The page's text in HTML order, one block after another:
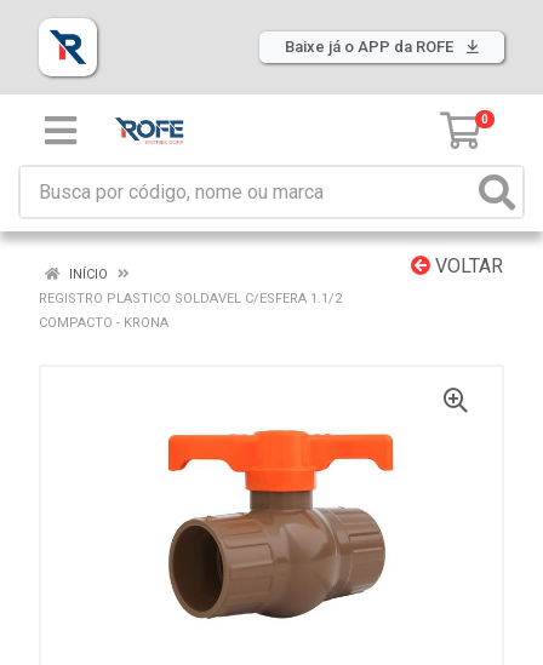
Baixe já o APP da ROFE
0
VOLTAR
INÍCIO
REGISTRO PLASTICO SOLDAVEL C/ESFERA 1.1/2
COMPACTO - KRONA